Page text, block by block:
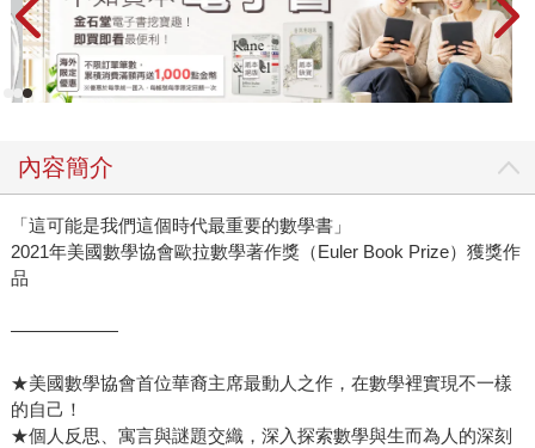
內容簡介
「這可能是我們這個時代最重要的數學書」
2021年美國數學協會歐拉數學著作獎（Euler Book Prize）獲獎作
品
――――――
★美國數學協會首位華裔主席最動人之作，在數學裡實現不一樣
的自己！
★個人反思、寓言與謎題交織，深入探索數學與生而為人的深刻